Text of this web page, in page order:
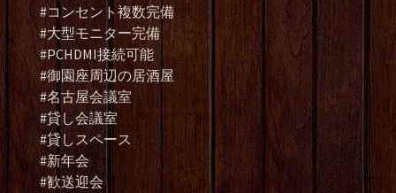
#コンセント複数完備
#大型モニター完備
#PCHDMI接続可能
#御園座周辺の居酒屋
#名古屋会議室
#貸し会議室
#貸しスペース
#新年会
#歓送迎会